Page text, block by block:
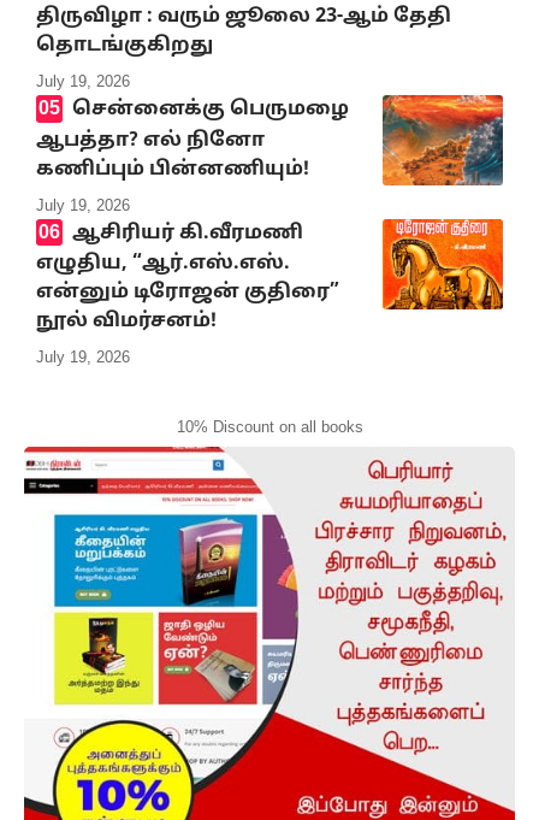
திருவிழா : வரும் ஜூலை 23-ஆம் தேதி
தொடங்குகிறது
July 19, 2026
சென்னைக்கு பெருமழை
ஆபத்தா? எல் நினோ
கணிப்பும் பின்னணியும்!
July 19, 2026
ஆசிரியர் கி.வீரமணி
எழுதிய, “ஆர்.எஸ்.எஸ்.
என்னும் டிரோஜன் குதிரை”
நூல் விமர்சனம்!
July 19, 2026
10% Discount on all books